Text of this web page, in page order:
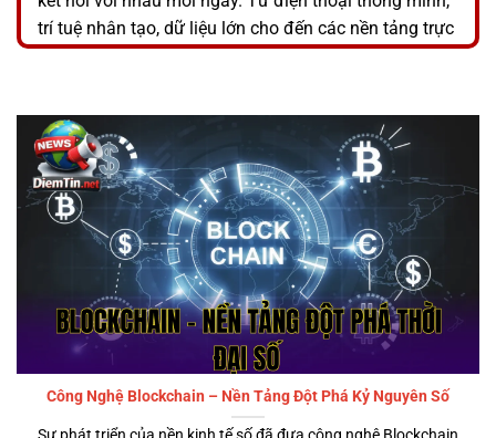
trí tuệ nhân tạo, dữ liệu lớn cho đến các nền tảng trực
minh hơn. Chính vì vậy, việc cập nhật kiến thức công
nghệ không còn là mối quan tâm riêng của giới
chuyên môn mà đã trở thành nhu cầu phổ biến ở
nhiều nhóm người dùng.
Công Nghệ Blockchain – Nền Tảng Đột Phá Kỷ Nguyên Số